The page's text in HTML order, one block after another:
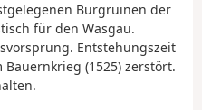
Burgruinen der
für den Wasgau.
Entstehungszeit
(1525) zerstört.